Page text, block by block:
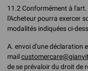
11.2 Conformément à
l'Acheteur pourra exercer
modalités indiquées ci-
A. envoi d'une déclaration
mail
de se prévaloir du droit de